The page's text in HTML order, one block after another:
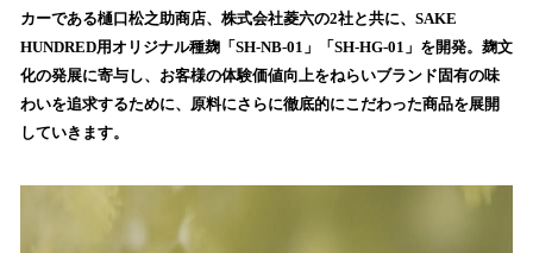
を
読
込
み
中
す
カーである樋口松之助商店、株式会社菱六の2社と共に、SAKE
HUNDRED用オリジナル種麹「SH-NB-01」「SH-HG-01」を開発。麹文
化の発展に寄与し、お客様の体験価値向上をねらいブランド固有の味
わいを追求するために、原料にさらに徹底的にこだわった商品を展開
していきます。